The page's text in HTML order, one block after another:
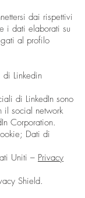
dai rispettivi
i dati elaborati su
al profilo
di Linkedin
di LinkedIn sono
il social network
Corporation.
Dati di
Uniti – Privacy
Shield.